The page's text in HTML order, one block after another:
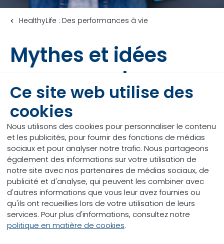
Ce site web utilise des
cookies
Nous utilisons des cookies pour personnaliser le contenu
et les publicités, pour fournir des fonctions de médias
sociaux et pour analyser notre trafic. Nous partageons
également des informations sur votre utilisation de
notre site avec nos partenaires de médias sociaux, de
publicité et d'analyse, qui peuvent les combiner avec
d'autres informations que vous leur avez fournies ou
qu'ils ont recueillies lors de votre utilisation de leurs
services. Pour plus d'informations, consultez notre
politique en matière de cookies.
HealthyLife : Des performances à vie
Mythes et idées
reçues sur les
levures vivantes
Aussi petites que soient les cellules de levure,
on manque considérablement de
connaissances sur le mode d’action de la
levure vivante. L’institut de recherche français
INRA, entre autres, a mené une étude
approfondie sur le mode d’action des levures
vivantes et isolé la soucheSaccharomyces
cerevisiaeCNCM I-1077 (Levucell SC). Cette
souche a été sélectionnée au prix d’efforts